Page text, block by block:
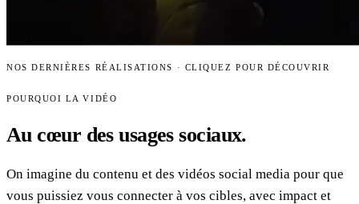
NOS DERNIÈRES RÉALISATIONS · CLIQUEZ POUR DÉCOUVRIR
POURQUOI LA VIDÉO
Au cœur desusages sociaux.
On imagine du contenu et des vidéos social media pour que
vous puissiez vous connecter à vos cibles, avec impact et